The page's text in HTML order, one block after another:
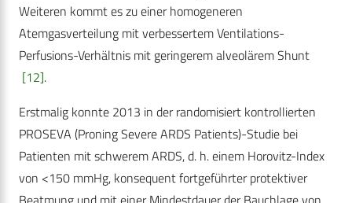
Weiteren kommt es zu einer homogeneren
Atemgasverteilung mit verbessertem Ventilations-
Perfusions-Verhältnis mit geringerem alveolärem Shunt
[12].
Erstmalig konnte 2013 in der randomisiert kontrollierten
PROSEVA (Proning Severe ARDS Patients)-Studie bei
Patienten mit schwerem ARDS, d. h. einem Horovitz-­Index
von <150 mmHg, konsequent fortgeführter pro­tektiver